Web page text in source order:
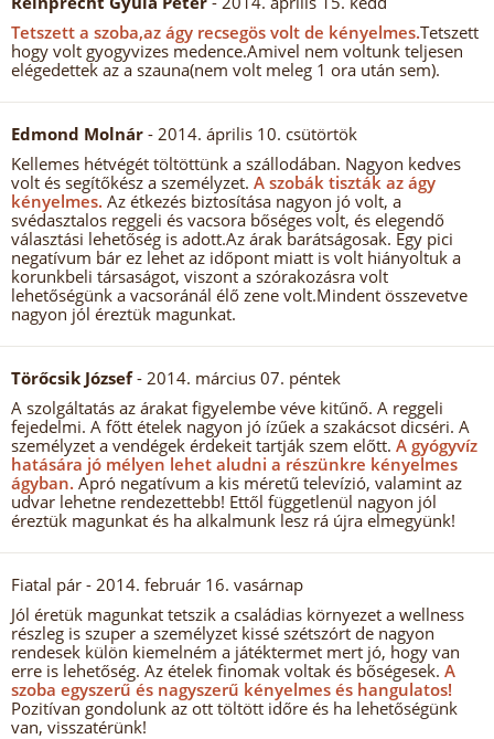
Tetszett a szoba,az ágy recsegös volt de kényelmes.Tetszett
hogy volt gyogyvizes medence.Amivel nem voltunk teljesen
elégedettek az a szauna(nem volt meleg 1 ora után sem).
Edmond Molnár - 2014. április 10. csütörtök
Kellemes hétvégét töltöttünk a szállodában. Nagyon kedves
volt és segítőkész a személyzet. A szobák tiszták az ágy
kényelmes. Az étkezés biztosítása nagyon jó volt, a
svédasztalos reggeli és vacsora bőséges volt, és elegendő
választási lehetőség is adott.Az árak barátságosak. Egy pici
negatívum bár ez lehet az időpont miatt is volt hiányoltuk a
korunkbeli társaságot, viszont a szórakozásra volt
lehetőségünk a vacsoránál élő zene volt.Mindent összevetve
nagyon jól éreztük magunkat.
Törőcsik József- 2014. március 07. péntek
A szolgáltatás az árakat figyelembe véve kitűnő. A reggeli
fejedelmi. A főtt ételek nagyon jó ízűek a szakácsot dicséri. A
személyzet a vendégek érdekeit tartják szem előtt. A gyógyvíz
hatására jó mélyen lehet aludni a részünkre kényelmes
ágyban. Apró negatívum a kis méretű televízió, valamint az
udvar lehetne rendezettebb! Ettől függetlenül nagyon jól
éreztük magunkat és ha alkalmunk lesz rá újra elmegyünk!
Fiatal pár - 2014. február 16. vasárnap
Jól éretük magunkat tetszik a családias környezet a wellness
részleg is szuper a személyzet kissé szétszórt de nagyon
rendesek külön kiemelném a játéktermet mert jó, hogy van
erre is lehetőség. Az ételek finomak voltak és bőségesek. A
szoba egyszerű és nagyszerű kényelmes és hangulatos!
Pozitívan gondolunk az ott töltött időre és ha lehetőségünk
van, visszatérünk!